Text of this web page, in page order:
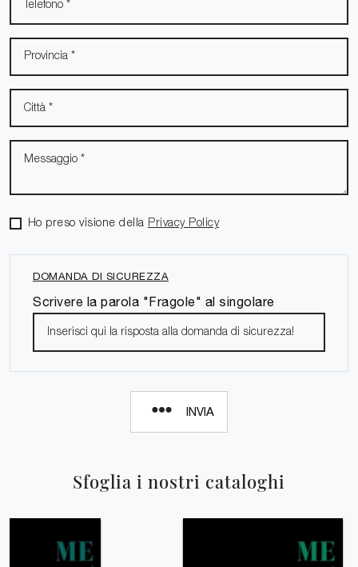
Sfoglia i nostri cataloghi
Ho preso visione della Privacy Policy
DOMANDA DI SICUREZZA
Scrivere la parola "Fragole" al singolare
INVIA